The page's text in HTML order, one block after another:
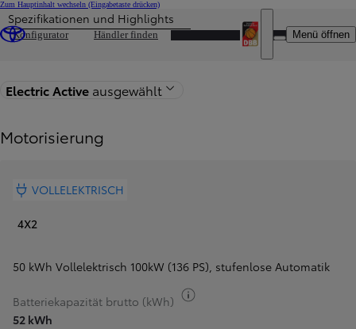
Zum Hauptinhalt wechseln (Eingabetaste drücken)
Konfigurator Händler finden
DEALER NAME
Menü öffnen
Spezifikationen und Highlights
Electric Active ausgewählt
Motorisierung
VOLLELEKTRISCH
4X2
50 kWh Vollelektrisch 100kW (136 PS), stufenlose Automatik
Batteriekapazität brutto (kWh)
52 kWh